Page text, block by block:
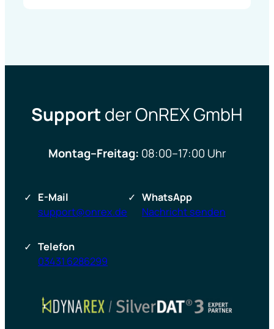
Support der OnREX GmbH
Montag–Freitag: 08:00–17:00 Uhr
E-Mail
support@onrex.de
WhatsApp
Nachricht senden
Telefon
03431 6286299